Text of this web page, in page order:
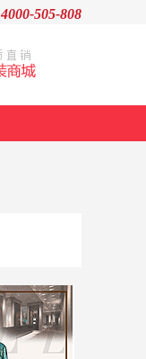
4000-505-808